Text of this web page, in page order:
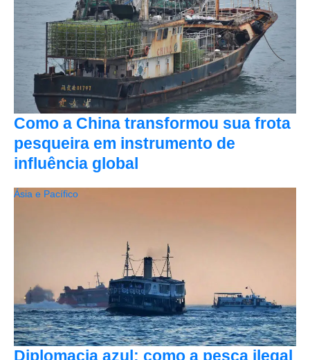
Como a China transformou sua frota
pesqueira em instrumento de
influência global
Diplomacia azul: como a pesca ilegal
Ásia e Pacífico